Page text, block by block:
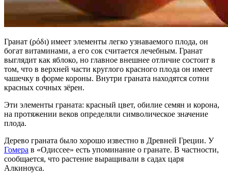
Гранат (ρόδι) имеет элементы легко узнаваемого плода, он
богат витаминами, а его сок считается лечебным. Гранат
выглядит как яблоко, но главное внешнее отличие состоит в
том, что в верхней части круглого красного плода он имеет
чашечку в форме короны. Внутри граната находятся сотни
красных сочных зёрен.
Эти элементы граната: красный цвет, обилие семян и корона,
на протяжении веков определяли символическое значение
плода.
Дерево граната было хорошо известно в Древней Греции. У
Гомера в «Одиссее» есть упоминание о гранате. В частности,
сообщается, что растение выращивали в садах царя
Алкиноуса.